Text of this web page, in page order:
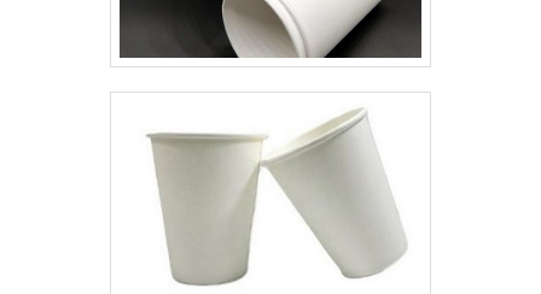
são:Altamente durável e
resistente;Os custos com esse
tipo de embalagem são
produto utilizado em diversos
segmentos diferentes;Produzidas
em diversos tamanhos para
atender as demandas do
mercado.A EMPRESA CERTA
PARA COMPRAR SACOLA ALÇA
encontrar fabricantes e
fornecedores que atuam de
técnicos para garantir a eficiência
do produto ofertado. Dentre as
principais vantagens que devem
ser asseguradas, destacam-
se:Tamanho totalmente
personalizável;Composição